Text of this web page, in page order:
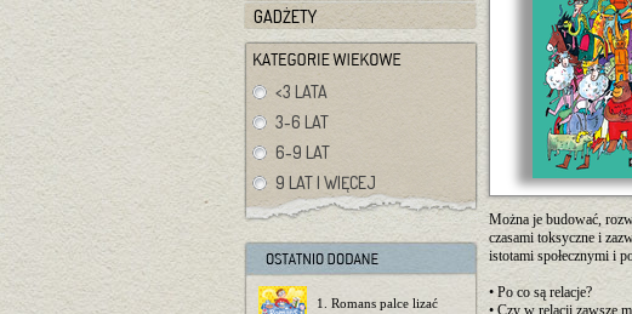
GADŻETY
<3 LATA
3-6 LAT
6-9 LAT
9 LAT I WIĘCEJ
1. Romans palce lizać
Można je budować,
czasami toksyczne i
istotami społecznymi i
• Po co są relacje?
• Czy w relacji zawsze